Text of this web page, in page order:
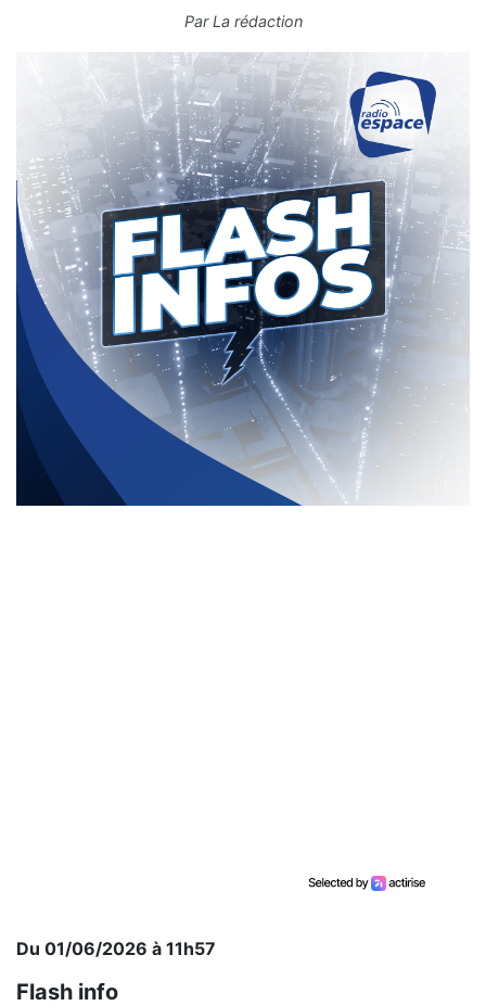
ParLa rédaction
Du 01/06/2026 à 11h57
Flash info